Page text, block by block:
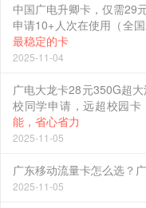
中国广电升卿卡，仅需29
申请10+人次在使用（全国
最稳定的卡
2025-11-04
广电大龙卡28元350G超
校同学申请，远超校园卡
能，省心省力
2025-11-05
广东移动流量卡怎么选？
2025-11-05